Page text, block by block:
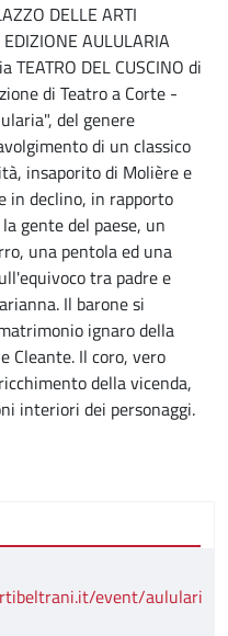
DELLE ARTI
AULULARIA
DEL CUSCINO di
di Teatro a Corte -
del genere
di un classico
insaporito di Molière e
in declino, in rapporto
gente del paese, un
una pentola ed una
tra padre e
Il barone si
ignaro della
Cleante. Il coro, vero
della vicenda,
interiori dei personaggi.
event/aululari